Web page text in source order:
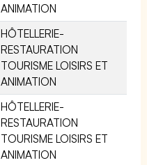
ANIMATION
HÔTELLERIE-
RESTAURATION
TOURISME LOISIRS ET
ANIMATION
HÔTELLERIE-
RESTAURATION
TOURISME LOISIRS ET
ANIMATION